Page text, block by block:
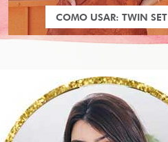
COMO USAR: TWIN SET